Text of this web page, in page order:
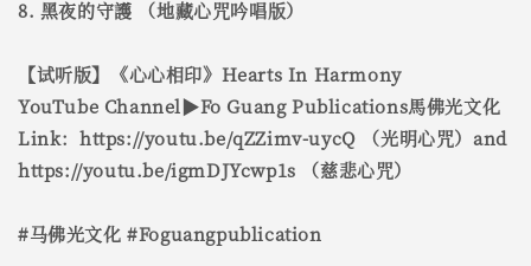
8. 黑夜的守護 （地藏心咒吟唱版）
【试听版】《心心相印》Hearts In Harmony
YouTube Channel▶Fo Guang Publications馬佛光文化
Link：https://youtu.be/qZZimv-uycQ （光明心咒）and
https://youtu.be/igmDJYcwp1s （慈悲心咒）
#马佛光文化 #Foguangpublication